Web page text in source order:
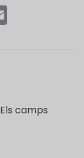
Els camps